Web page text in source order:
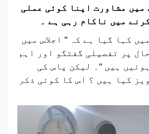
میں مشاورت اپنا کوئی عملی
میں ناکام رہی ہے ۔
پر تفصیلی گفتگو اور اہم
ہیں "۔ لیکن پاس کی
کیا ہیں ؟ اس کا کوئی ذکر